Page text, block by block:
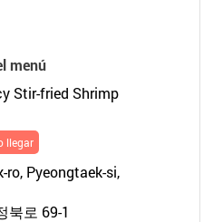
menú
Stir-fried Shrimp
llegar
ro, Pyeongtaek-si,
북로 69-1